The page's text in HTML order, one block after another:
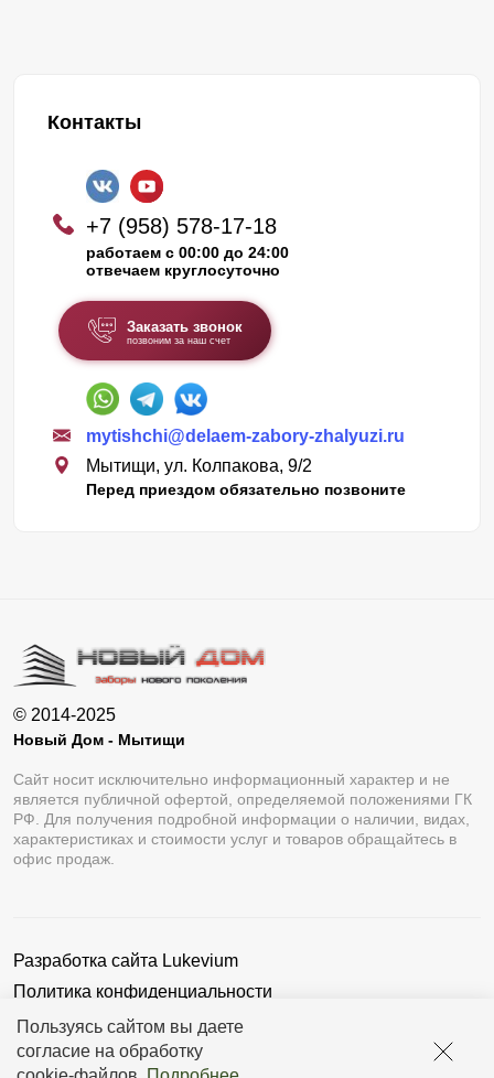
Пользуясь сайтом вы даете
согласие на обработку
Контакты
+7 (958) 578-17-18
работаем с 00:00 до 24:00
отвечаем круглосуточно
Заказать звонок
позвоним за наш счет
mytishchi@delaem-zabory-zhalyuzi.ru
Мытищи, ул. Колпакова, 9/2
Перед приездом обязательно позвоните
© 2014-2025
Новый Дом - Мытищи
Сайт носит исключительно информационный характер и не
является публичной офертой, определяемой положениями ГК
РФ. Для получения подробной информации о наличии, видах,
характеристиках и стоимости услуг и товаров обращайтесь в
офис продаж.
Разработка сайта Lukevium
Политика конфиденциальности
Пользовательское соглашение